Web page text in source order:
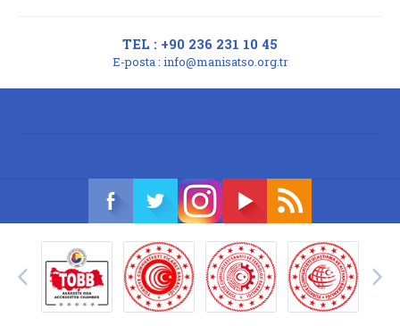
TEL : +90 236 231 10 45
E-posta : info@manisatso.org.tr